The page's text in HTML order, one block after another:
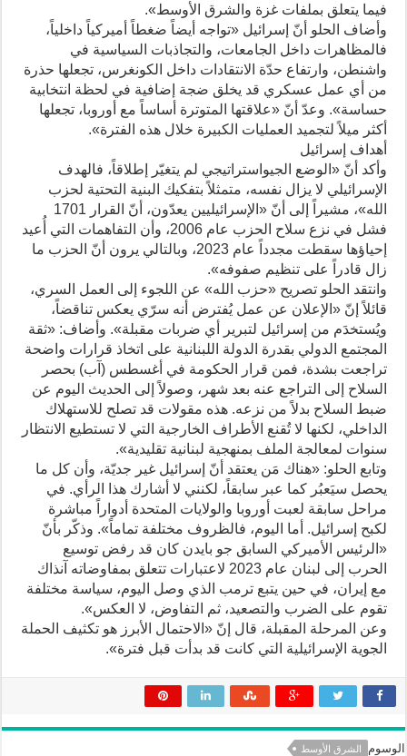
فيما يتعلق بملفات غزة والشرق الأوسط».
وأضاف الحلو أنّ إسرائيل «تواجه أيضاً ضغطاً أميركياً داخلياً،
فالمظاهرات داخل الجامعات، والتجاذبات السياسية في
واشنطن، وارتفاع حدّة الانتقادات داخل الكونغرس، تجعلها حذرة
من أي عمل عسكري قد يخلق ضجة إضافية في لحظة انتخابية
حساسة». وعدّ أنّ «علاقتها المتوترة أساساً مع أوروبا، تجعلها
أكثر ميلاً لتجميد العمليات الكبيرة خلال هذه الفترة».
أهداف إسرائيل
وأكد أنّ «الوضع الجيواستراتيجي لم يتغيّر إطلاقاً، فالهدف
الإسرائيلي لا يزال نفسه، متمثلاً بتفكيك البنية التحتية لحزب
الله»، مشيراً إلى أنّ «الإسرائيليين يعدّون، أنّ القرار 1701
فشل في نزع سلاح الحزب عام 2006، وأن التفاهمات التي أُعيد
إحياؤها سقطت مجدداً عام 2023، وبالتالي يرون أنّ الحزب ما
زال قادراً على تنظيم صفوفه».
وانتقد الحلو تصريح «حزب الله» عن اللجوء إلى العمل السري،
قائلاً إنّ «الإعلان عن عمل يُفترض أنه سرّي يعكس تناقضاً،
ويُستخدَم من إسرائيل لتبرير أي ضربات مقبلة». وأضاف: «ثقة
المجتمع الدولي بقدرة الدولة اللبنانية على اتخاذ قرارات واضحة
تراجعت بشدة، فمن قرار الحكومة في أغسطس (آب) بحصر
السلاح إلى التراجع عنه بعد شهر، وصولاً إلى الحديث اليوم عن
ضبط السلاح بدلاً من نزعه. هذه مقولات قد تصلح للاستهلاك
الداخلي، لكنها لا تُقنع الأطراف الخارجية التي لا تستطيع الانتظار
سنوات لمعالجة الملف بمنهجية لبنانية تقليدية».
وتابع الحلو: «هناك مَن يعتقد أنّ إسرائيل غير جديّة، وأن كل ما
يحصل سيَعبُر كما عبر سابقاً، لكنني لا أشارك هذا الرأي. في
مراحل سابقة لعبت أوروبا والولايات المتحدة أدواراً مباشرة
لكبح إسرائيل. أما اليوم، فالظروف مختلفة تماماً». وذكّر بأنّ
«الرئيس الأميركي السابق جو بايدن كان قد رفض توسيع
الحرب إلى لبنان عام 2023 لاعتبارات تتعلق بمفاوضاته آنذاك
مع إيران، في حين يتبع ترمب الذي وصل اليوم، سياسة مختلفة
تقوم على الضرب والتصعيد، ثم التفاوض، لا العكس».
وعن المرحلة المقبلة، قال إنّ «الاحتمال الأبرز هو تكثيف الحملة
الجوية الإسرائيلية التي كانت قد بدأت قبل فترة».
الوسوم الشرق الأوسط